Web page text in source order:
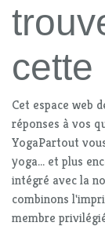
cette
Cet espace web
réponses à vos
YogaPartout
yoga... et plus
intégré avec la
combinons
membre